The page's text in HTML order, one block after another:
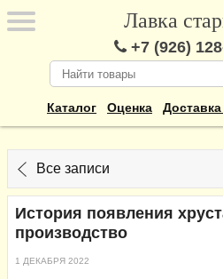
Лавка
+7 (926)
Каталог Оценка
Все записи
История появления
производство
1 ДЕКАБРЯ 2022